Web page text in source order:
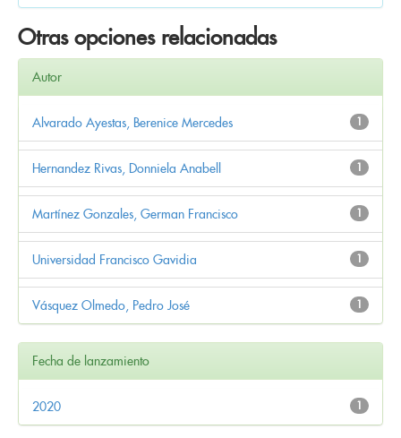
Otras opciones relacionadas
Autor
1
Alvarado Ayestas, Berenice Mercedes
1
Hernandez Rivas, Donniela Anabell
1
Martínez Gonzales, German Francisco
1
Universidad Francisco Gavidia
1
Vásquez Olmedo, Pedro José
Fecha de lanzamiento
1
2020